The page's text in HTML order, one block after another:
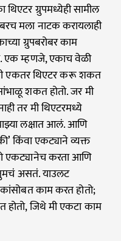
थिएटर ग्रुपमध्येही सामील
मला नाटक करायलाही
ग्रुपबरोबर काम
एक म्हणजे, एकाच वेळी
मी एकतर थिएटर करू शकत
शकत होतो. जर मी
तर मी थिएटरमध्ये
लक्षात आलं. आणि
किंवा एकट्याने व्यक्त
एकट्यानेच करता आणि
असतं. याउलट
काम करत होतो;
होतो, जिथे मी एकटा काम